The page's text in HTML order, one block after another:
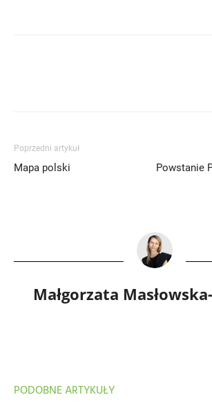
Poprzedni artykuł
Mapa polski
Powstanie
Małgorzata
PODOBNE ARTYKUŁY